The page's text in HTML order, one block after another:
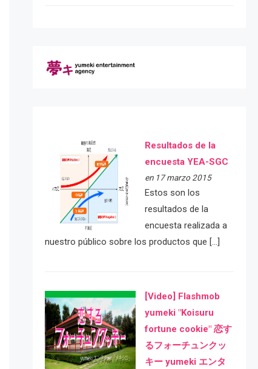
Resultados de la
encuesta YEA-SGC
en 17 marzo 2015
Estos son los
resultados de la
encuesta realizada a
nuestro público sobre los productos que […]
[Video] Flashmob
yumeki "Koisuru
fortune cookie" 恋す
るフォーチュンクッ
キー yumeki エンタ